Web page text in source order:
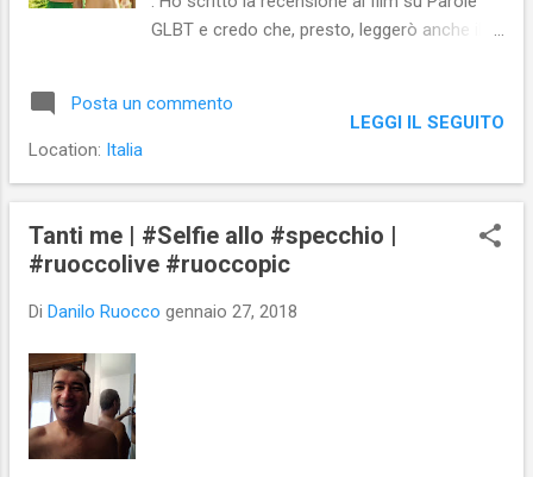
GLBT e credo che, presto, leggerò anche il
Posta un commento
Location: Italia
LEGGI IL SEGUITO
Tanti me | #Selfie allo #specchio |
#ruoccolive #ruoccopic
Di Danilo Ruocco gennaio 27, 2018